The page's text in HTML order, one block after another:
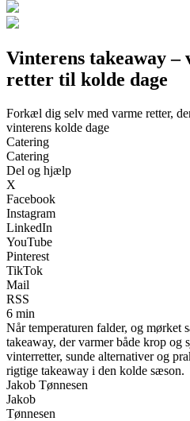
Vinterens takeaway –
retter til kolde dage
Forkæl dig selv med varme retter,
vinterens kolde dage
Catering
Catering
Del og hjælp
X
Facebook
Instagram
LinkedIn
YouTube
Pinterest
TikTok
Mail
RSS
6 min
Når temperaturen falder, og mørket
takeaway, der varmer både krop og
vinterretter, sunde alternativer og
rigtige takeaway i den kolde sæson.
Jakob Tønnesen
Jakob
Tønnesen